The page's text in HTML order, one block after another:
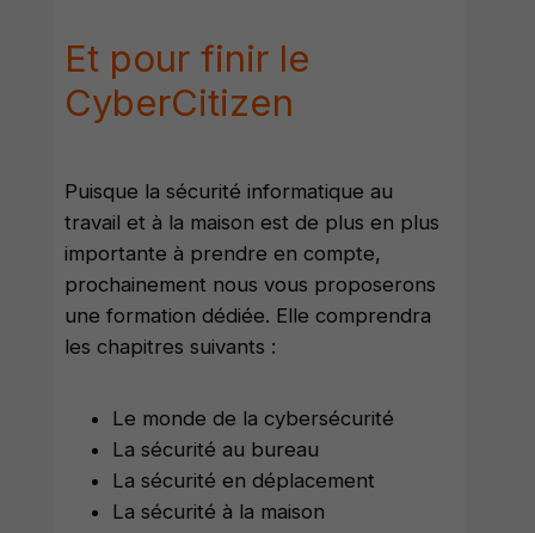
Et pour finir le
CyberCitizen
Puisque la sécurité informatique au
travail et à la maison est de plus en plus
importante à prendre en compte,
prochainement nous vous proposerons
une formation dédiée. Elle comprendra
les chapitres suivants :
Le monde de la cybersécurité
La sécurité au bureau
La sécurité en déplacement
La sécurité à la maison